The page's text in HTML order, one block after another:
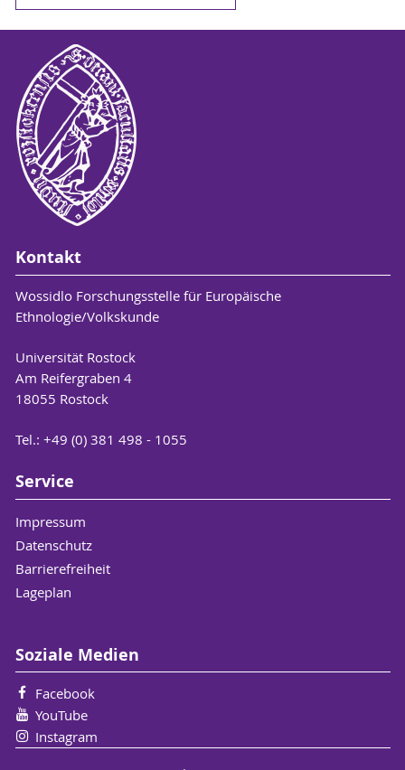
Kontakt
Wossidlo Forschungsstelle für Europäische
Ethnologie/Volkskunde
Universität Rostock
Am Reifergraben 4
18055 Rostock
Tel.: +49 (0) 381 498 - 1055
Service
Impressum
Datenschutz
Barrierefreiheit
Lageplan
Soziale Medien
Facebook
YouTube
Instagram